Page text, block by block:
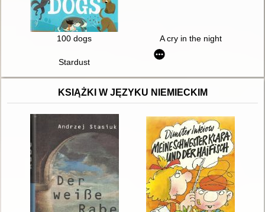
100 dogs A cry in the night
Stardust
KSIĄŻKI W JĘZYKU NIEMIECKIM